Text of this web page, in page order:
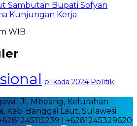
Sambutan Bupati Sofyan
Kunjungan Kerja
WIB
pilkada 2024 Politik
: Jl. Mbeang, Kelurahan
Kab. Banggai Laut, Sulawesi
| +6281245329620